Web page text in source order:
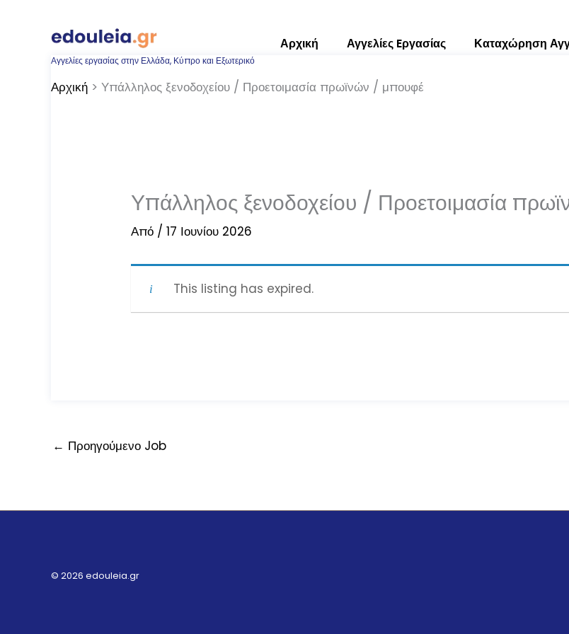
περιεχόμενοΑγγελίες εργασίας στην Ελλάδα, Κύπρο και Εξωτερικό
Αρχική Αγγελίες Eργασίας Καταχώρηση
Αρχική Υπάλληλος ξενοδοχείου / Προετοιμασία πρωϊνών / μπουφέ
Υπάλληλος ξενοδοχείου / Προετοιμασία
Από /17 Ιουνίου 2026
This listing has expired.
← Προηγούμενο Job
© 2026 edouleia.gr